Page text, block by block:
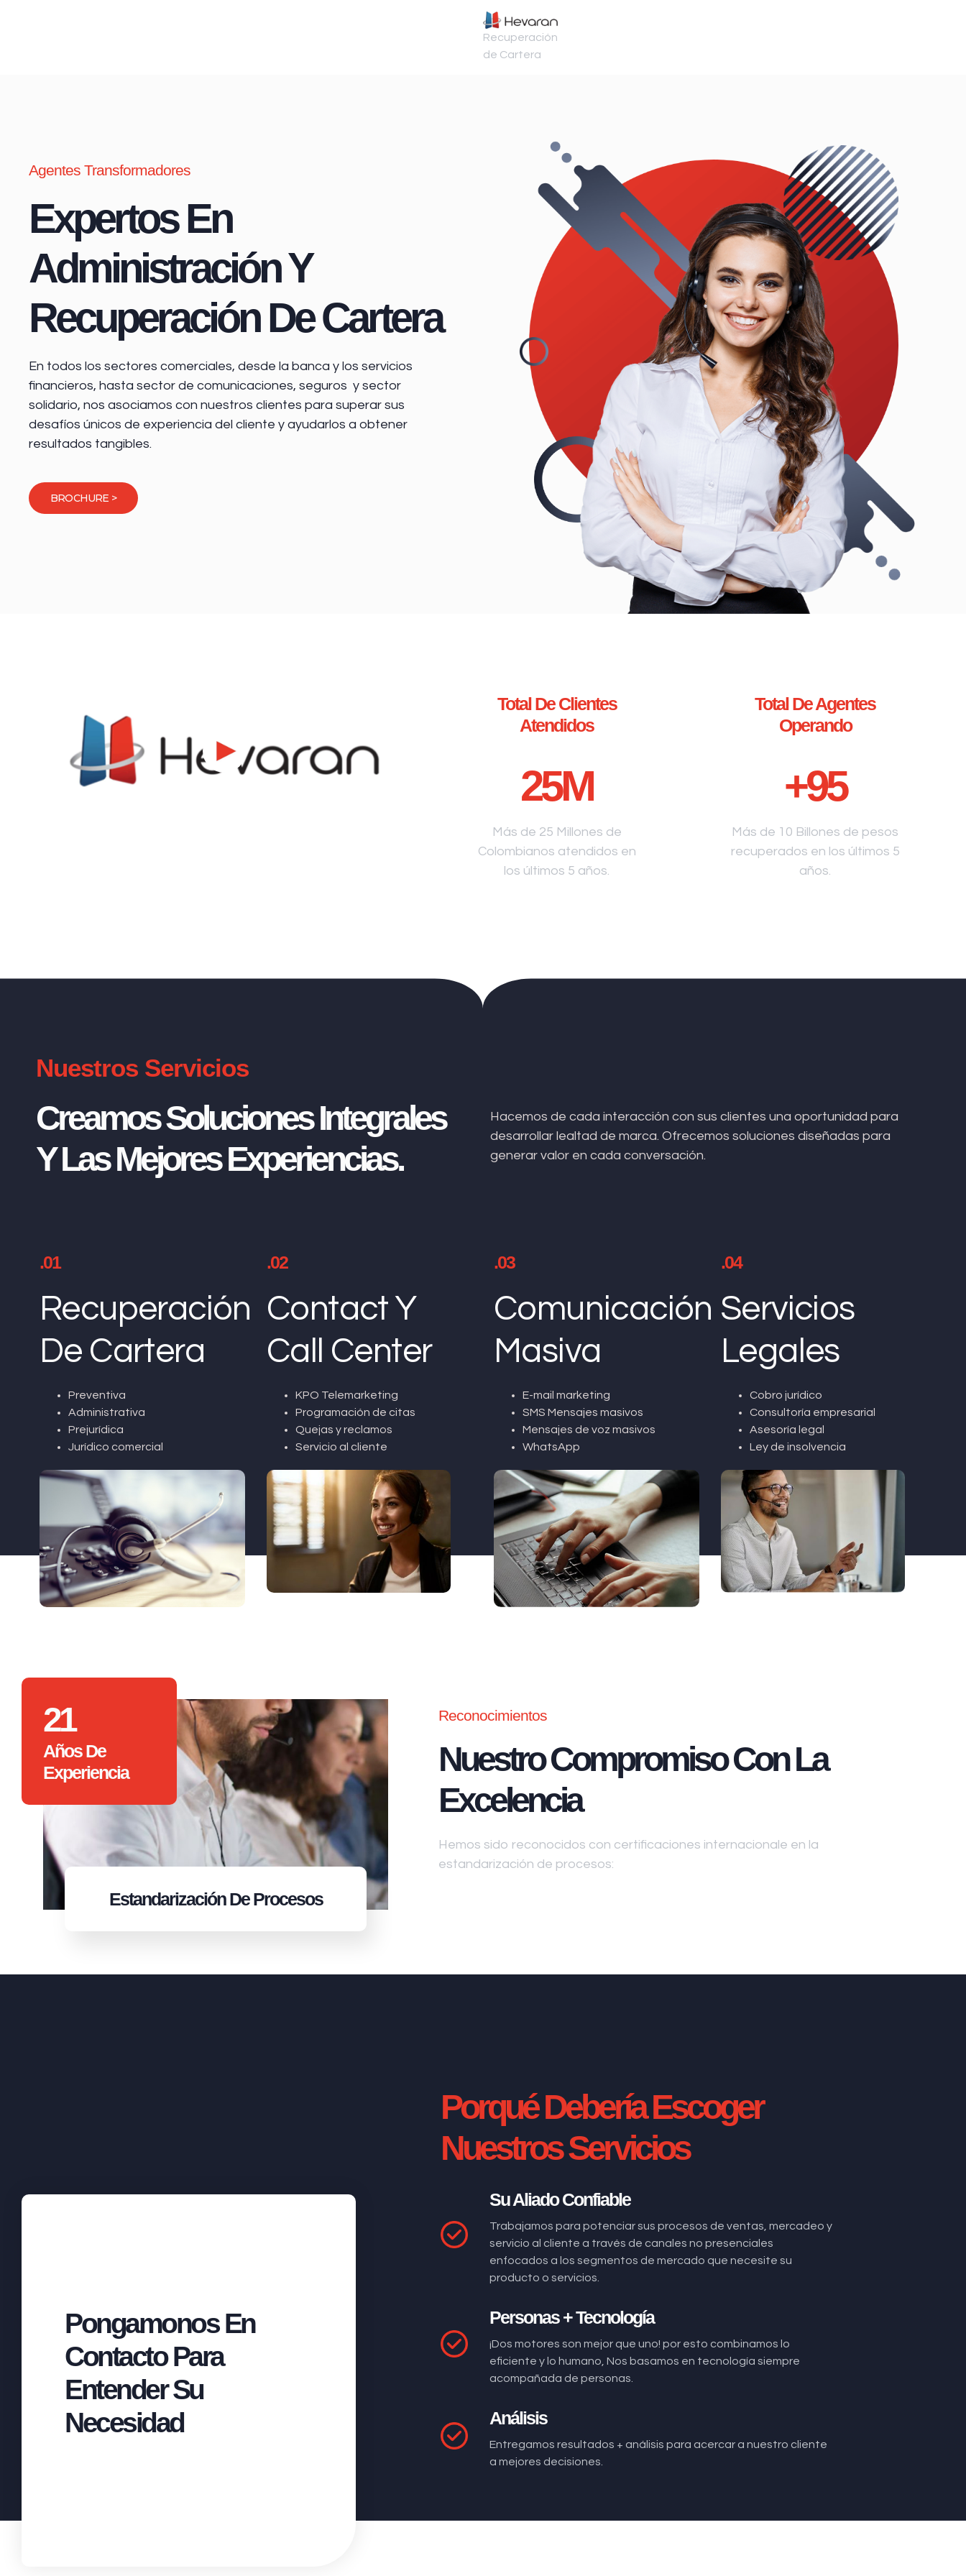
Recuperación
de Cartera
Agentes Transformadores
Expertos En
Administración Y
Recuperación De Cartera
En todos los sectores comerciales, desde la banca y los servicios
financieros, hasta sector de comunicaciones, seguros y sector
solidario, nos asociamos con nuestros clientes para superar sus
desafíos únicos de experiencia del cliente y ayudarlos a obtener
resultados tangibles.
BROCHURE >
Total De Clientes
Atendidos
25M
Más de 25 Millones de
Colombianos atendidos en
los últimos 5 años.
Total De Agentes
Operando
+95
Más de 10 Billones de pesos
recuperados en los últimos 5
años.
Nuestros Servicios
Creamos Soluciones Integrales
Y Las Mejores Experiencias.
Hacemos de cada interacción con sus clientes una oportunidad para
desarrollar lealtad de marca. Ofrecemos soluciones diseñadas para
generar valor en cada conversación.
.01
Recuperación
De Cartera
Preventiva
Administrativa
Prejurídica
Jurídico comercial
.02
Contact Y
Call Center
KPO Telemarketing
Programación de citas
Quejas y reclamos
Servicio al cliente
.03
Comunicación
Masiva
E-mail marketing
SMS Mensajes masivos
Mensajes de voz masivos
WhatsApp
.04
Servicios
Legales
Cobro jurídico
Consultoría empresarial
Asesoría legal
Ley de insolvencia
21
Años De
Experiencia
EstandarizaciónDe Procesos
Reconocimientos
Nuestro Compromiso Con La
Excelencia
Hemos sido reconocidos con certificaciones internacionale en la
estandarización de procesos:
Pongamonos En
Contacto Para
Entender Su
Necesidad
Porqué Debería Escoger
Nuestros Servicios
Su Aliado Confiable
Trabajamos para potenciar sus procesos de ventas, mercadeo y
servicio al cliente a través de canales no presenciales
enfocados a los segmentos de mercado que necesite su
producto o servicios.
Personas + Tecnología
¡Dos motores son mejor que uno! por esto combinamos lo
eficiente y lo humano, Nos basamos en tecnología siempre
acompañada de personas.
Análisis
Entregamos resultados + análisis para acercar a nuestro cliente
a mejores decisiones.